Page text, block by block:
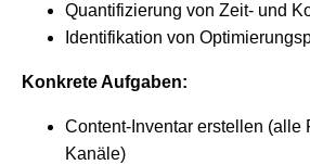
Quantifizierung von Zeit- und
Identifikation von
Konkrete Aufgaben:
Content-Inventar erstellen (alle
Kanäle)